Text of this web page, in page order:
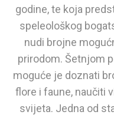
godine, te koja
speleološkog
nudi brojne
prirodom. Šetnjom
moguće je doznati
flore i faune, naučiti
svijeta. Jedna od